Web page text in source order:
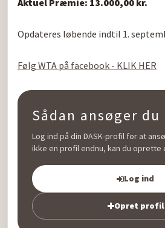
Aktuel Præmie: 13.000,00 kr.
Opdateres løbende indtil 1.
Følg WTA på facebook - KLIK HER
Sådan ansøger du
Log ind på din DASK-profil for at
ikke en profil endnu, kan du oprette
Log ind
Opret profil